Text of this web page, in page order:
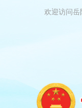
欢迎访问岳